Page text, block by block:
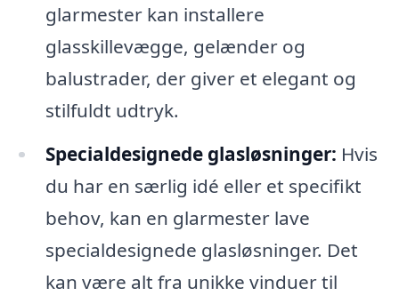
glarmester kan installere
glasskillevægge, gelænder og
balustrader, der giver et elegant og
stilfuldt udtryk.
Specialdesignede glasløsninger: Hvis
du har en særlig idé eller et specifikt
behov, kan en glarmester lave
specialdesignede glasløsninger. Det
kan være alt fra unikke vinduer til